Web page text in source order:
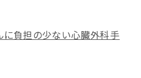
に負担の少ない心臓外科手